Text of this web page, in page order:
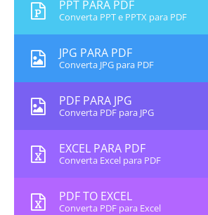
PPT PARA PDF
Converta PPT e PPTX para PDF
JPG PARA PDF
Converta JPG para PDF
PDF PARA JPG
Converta PDF para JPG
EXCEL PARA PDF
Converta Excel para PDF
PDF TO EXCEL
Converta PDF para Excel